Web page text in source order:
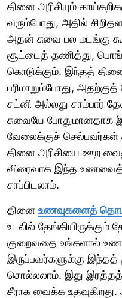
தினை அரிசியும்
வரும்போது, அதில்
அதன் சுவை பல மடங்கு
சூட்டைத் தணித்து,
கொடுக்கும். இந்தத் தினை
பரிமாறும்போது,
சட்னி அல்லது சாம்பார்
சுவையே போதுமானதாக
வேலைக்குச் செல்பவர்கள்
தினை அரிசியை ஊற
விரைவாக இந்த உணவைத்
சாப்பிடலாம்.
தினை உணவுகளைத்
உடலில்
குறைவதை உங்களால் உணர
இருப்பவர்களுக்கு இந்தத்
சொல்லலாம். இது
சீராக வைக்க